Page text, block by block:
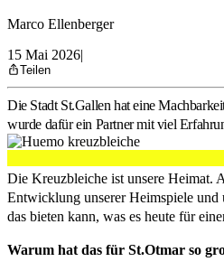
Marco Ellenberger
15 Mai 2026|
Teilen
Die Stadt St.Gallen hat eine
wurde dafür ein Partner mit viel
Die Kreuzbleiche ist unsere Heimat.
Entwicklung unserer Heimspiele und
das bieten kann, was es heute für
Warum hat das für St.Otmar so